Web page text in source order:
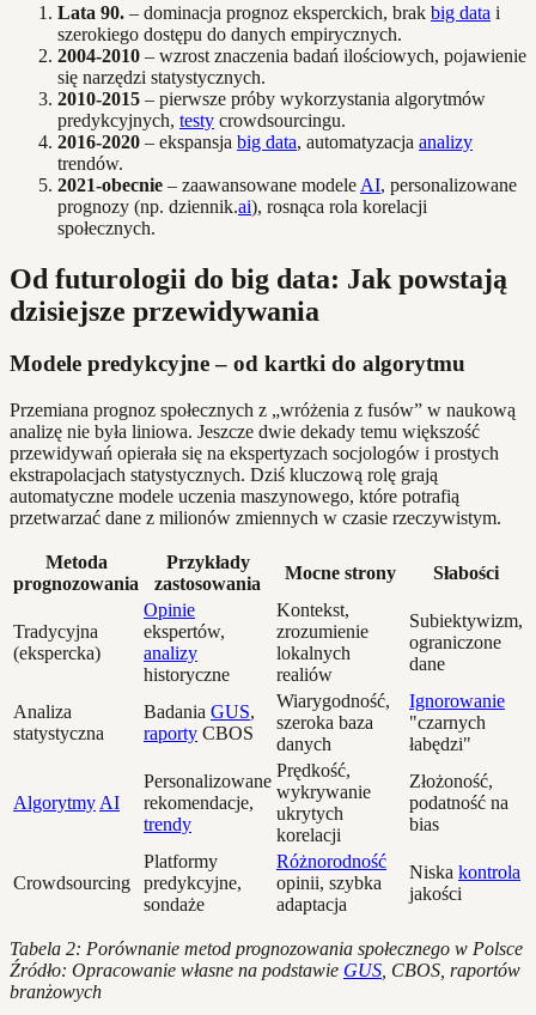
Lata 90. – dominacja prognoz eksperckich, brak big data i
szerokiego dostępu do danych empirycznych.
2004-2010 – wzrost znaczenia badań ilościowych, pojawienie
się narzędzi statystycznych.
2010-2015 – pierwsze próby wykorzystania algorytmów
predykcyjnych, testy crowdsourcingu.
2016-2020 – ekspansja big data, automatyzacja analizy
trendów.
2021-obecnie – zaawansowane modele AI, personalizowane
prognozy (np. dziennik.ai), rosnąca rola korelacji
społecznych.
Od futurologii do big data: Jak powstają
dzisiejsze przewidywania
Modele predykcyjne – od kartki do algorytmu
Przemiana prognoz społecznych z „wróżenia z fusów” w naukową
analizę nie była liniowa. Jeszcze dwie dekady temu większość
przewidywań opierała się na ekspertyzach socjologów i prostych
ekstrapolacjach statystycznych. Dziś kluczową rolę grają
automatyczne modele uczenia maszynowego, które potrafią
przetwarzać dane z milionów zmiennych w czasie rzeczywistym.
Metoda
prognozowania
Przykłady
zastosowania
Mocne strony Słabości
Tradycyjna
(ekspercka)
Opinie
ekspertów,
analizy
historyczne
Kontekst,
zrozumienie
lokalnych
realiów
Subiektywizm,
ograniczone
dane
Analiza
statystyczna
Badania GUS,
raporty CBOS
Wiarygodność,
szeroka baza
danych
Ignorowanie
"czarnych
łabędzi"
Algorytmy AI
Personalizowane
rekomendacje,
trendy
Prędkość,
wykrywanie
ukrytych
korelacji
Złożoność,
podatność na
bias
Crowdsourcing
Platformy
predykcyjne,
sondaże
Różnorodność
opinii, szybka
adaptacja
Niska kontrola
jakości
Tabela 2: Porównanie metod prognozowania społecznego w Polsce
Źródło: Opracowanie własne na podstawie GUS , CBOS, raportów
branżowych